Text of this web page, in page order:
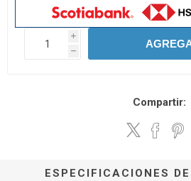
i
h
Compartir:
ESPECIFICACIONES